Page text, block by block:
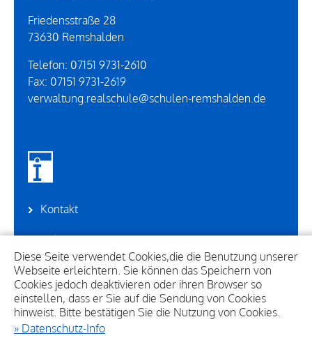
Diese Seite verwendet Cookies,die die Benutzung unserer
Webseite erleichtern. Sie können das Speichern von
Cookies jedoch deaktivieren oder ihren Browser so
einstellen, dass er Sie auf die Sendung von Cookies
hinweist. Bitte bestätigen Sie die Nutzung von Cookies.
» Datenschutz-Info
Friedensstraße 28
73630 Remshalden
Telefon: 07151 9731-2610
Fax: 07151 9731-2619
verwaltung.realschule@schulen-remshalden.de
Kontakt
Sekretariat
Suche
Sitemap
Impressum